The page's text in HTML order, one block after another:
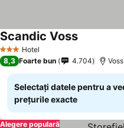
3 SteleHotel
Scandic Voss
8,3 Foarte bun 4.704 Voss
Selectați datele pentru a
prețurile exacte
Alegere populară